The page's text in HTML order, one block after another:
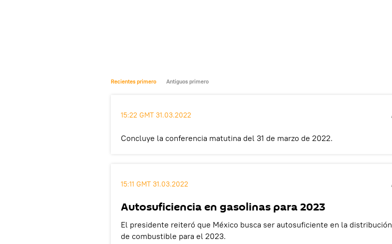
Recientes primero Antiguos primero
15:22 GMT 31.03.2022
Concluye la conferencia matutina del 31 de marzo de 2022.
15:11 GMT 31.03.2022
Autosuficiencia en gasolinas para 2023
El presidente reiteró que México busca ser autosuficiente en la distribución
de combustible para el 2023.